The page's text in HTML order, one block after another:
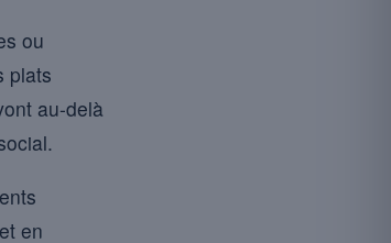
ou
plats
au-delà
en